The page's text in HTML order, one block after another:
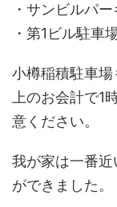
・サンビルパ
・第1ビル駐車
小樽稲積駐車
上のお会計で1
意ください。
我が家は一番
ができました。